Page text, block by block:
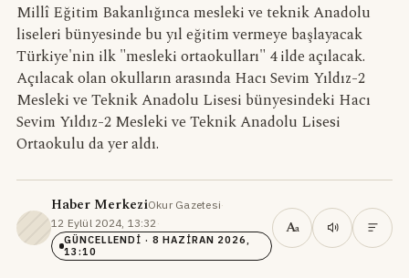
Millî Eğitim Bakanlığınca mesleki ve teknik Anadolu
liseleri bünyesinde bu yıl eğitim vermeye başlayacak
Türkiye'nin ilk "mesleki ortaokulları" 4 ilde açılacak.
Açılacak olan okulların arasında Hacı Sevim Yıldız-2
Mesleki ve Teknik Anadolu Lisesi bünyesindeki Hacı
Sevim Yıldız-2 Mesleki ve Teknik Anadolu Lisesi
Ortaokulu da yer aldı.
Haber MerkeziOkur Gazetesi·
12 Eylül 2024, 13:32 ·
GÜNCELLENDI · 8 HAZIRAN 2026,
13:10
Aa